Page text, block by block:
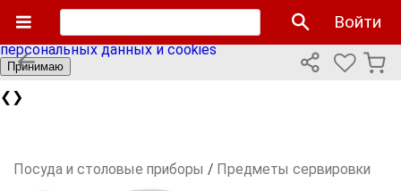
Мы используем cookies файлы для улучшения работы
сайта и персонализации. Продолжая пользоваться сайтом
вы соглашаетесь с нашейполитикой использования
персональных данных и cookies
Принимаю
❮ ❯
Войти
Посуда и столовые приборы / Предметы сервировки